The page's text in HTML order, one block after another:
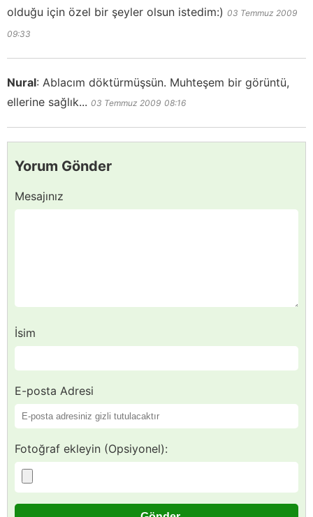
olduğu için özel bir şeyler olsun istedim:) 03 Temmuz 2009
09:33
Nural: Ablacım döktürmüşsün. Muhteşem bir görüntü,
ellerine sağlık... 03 Temmuz 2009 08:16
Yorum Gönder
Mesajınız
İsim
E-posta Adresi
Fotoğraf ekleyin (Opsiyonel):